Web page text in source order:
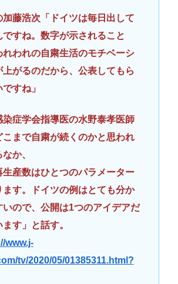
加藤浩次「ドイツは毎日出して
ですね。数字が示されること
れわれの自粛生活のモチベーシ
上がるのだから、公表してもら
すね」
染症学会指導医の水野泰孝医師
こまで自粛が続くのかと思われ
か、
生産数はひとつのパラメーター
ます。ドイツの例はとても分か
いので、公開は1つのアイデアだ
ます」と話す。
www.j-
tv/2020/05/01385311.html?